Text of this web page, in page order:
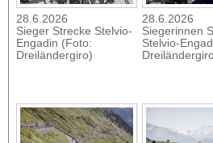
28.6.2026
Sieger Strecke Stelvio-
Engadin (Foto:
Dreiländergiro)
28.6.2026
Siegerinnen
Stelvio-